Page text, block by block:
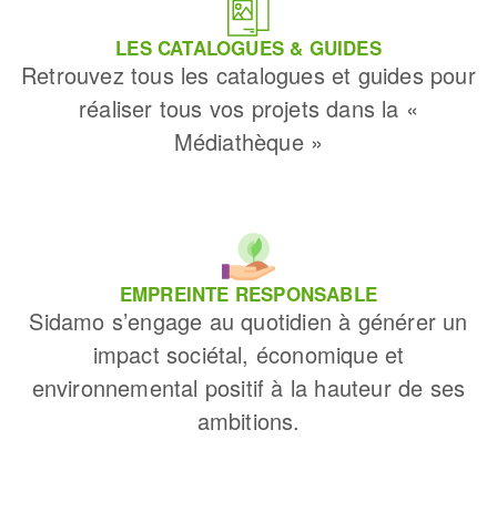
LES CATALOGUES & GUIDES
Retrouvez tous les catalogues et guides pour
réaliser tous vos projets dans la «
Médiathèque »
EMPREINTE RESPONSABLE
Sidamo s’engage au quotidien à générer un
impact sociétal, économique et
environnemental positif à la hauteur de ses
ambitions.